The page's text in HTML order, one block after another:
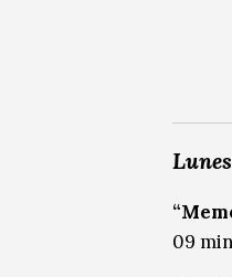
09